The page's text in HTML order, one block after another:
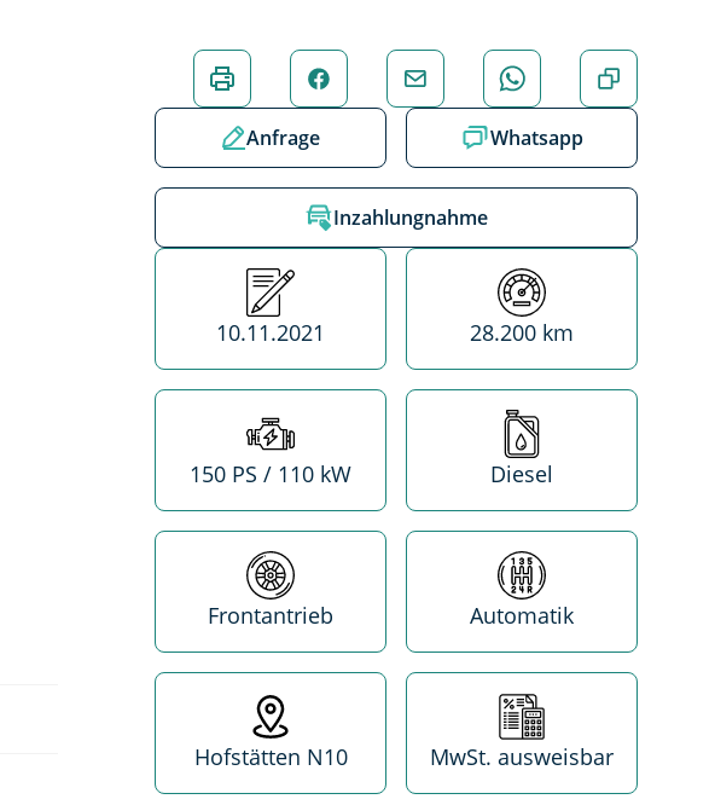
Anfrage Whatsapp
Inzahlungnahme
Erstzulassung
10.11.2021
Kilometerstand
28.200 km
Leistung
150 PS / 110 kW
Treibstoff
Diesel
Antrieb
Frontantrieb
Getriebe
Automatik
Standort
Hofstätten N10
MwSt. absetzbar
MwSt. ausweisbar